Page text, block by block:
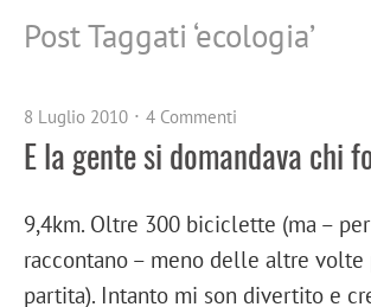
Post Taggati ‘ecologia’
8 Luglio 2010 4 Commenti
E la gente si domandava chi
9,4km. Oltre 300 biciclette (ma –
raccontano – meno delle altre
partita). Intanto mi son divertito e